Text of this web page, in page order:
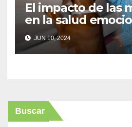
El impacto de las
en la salud
niños
JUN 10, 2024
Buscar